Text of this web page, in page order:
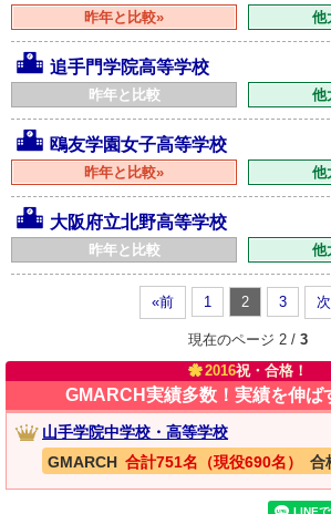
昨年と比較» 他
追手門学院高等学校
昨年と比較 他
鴎友学園女子高等学校
昨年と比較» 他
大阪府立北野高等学校
昨年と比較 他
«前 1 2 3
現在のページ 2 / 3
2016祝・合格！
GMARCH実績多数！実績を伸ば
山手学院中学校・高等学校
GMARCH 合計751名（現役690名） 合